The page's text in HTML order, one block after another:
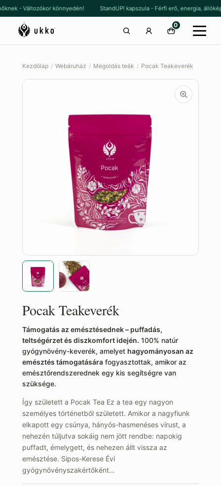
Ugrás
a
navigációhoz
Kilépés
a
tartalomba
- Változókor könnyedén! StandUP! kapszula - Férfi erő, energia,
0
Kezdőlap / Webáruház / Megoldás teák / Pocak Teakeverék
Pocak Teakeverék
Támogatás az emésztésednek – puffadás,
teltségérzet és diszkomfort idején. 100% natúr
gyógynövény-keverék, amelyet hagyományosan az
emésztés támogatására fogyasztottak, amikor az
emésztőrendszerednek egy kis segítségre van
szüksége.
Így született a Pocak Tea Ez a tea egy nagyon
személyes történetből született. Amikor a nagyfiunk
elkapott egy csúnya, hányós-hasmenéses vírust, a
nehezén túljutva sokáig nem jött rendbe: napokig
puffadt, émelygett, és nehezen állt vissza az
emésztése. Sipos-Kerese Évi
gyógynövényszakértőként…